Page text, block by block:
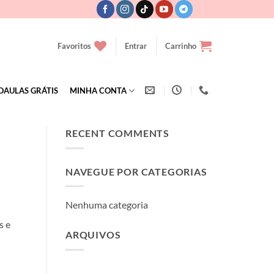
Favoritos Entrar Carrinho
GRÁTIS MINHA CONTA
e
RECENT COMMENTS
NAVEGUE POR CATEGORIAS
Nenhuma categoria
ARQUIVOS